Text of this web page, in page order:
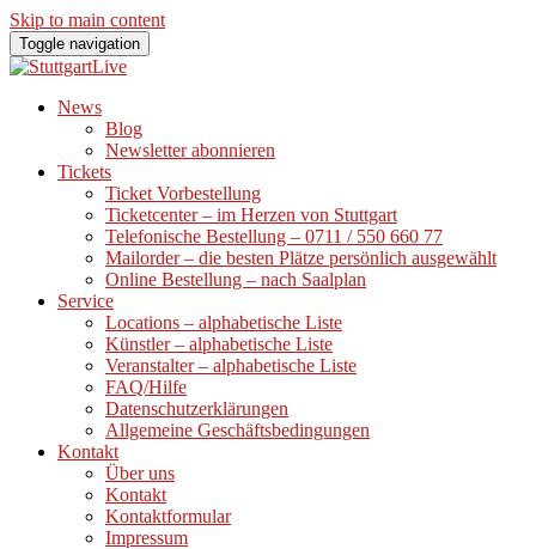
Skip to main content
Toggle navigation
News
Blog
Newsletter abonnieren
Tickets
Ticket Vorbestellung
Ticketcenter – im Herzen von Stuttgart
Telefonische Bestellung – 0711 / 550 660 77
Mailorder – die besten Plätze persönlich ausgewählt
Online Bestellung – nach Saalplan
Service
Locations – alphabetische Liste
Künstler – alphabetische Liste
Veranstalter – alphabetische Liste
FAQ/Hilfe
Datenschutzerklärungen
Allgemeine Geschäftsbedingungen
Kontakt
Über uns
Kontakt
Kontaktformular
Impressum